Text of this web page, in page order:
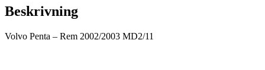
Beskrivning
Volvo Penta – Rem 2002/2003 MD2/11